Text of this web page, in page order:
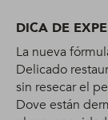
DICA DE
La nueva
Delicado
sin resecar el
Dove están